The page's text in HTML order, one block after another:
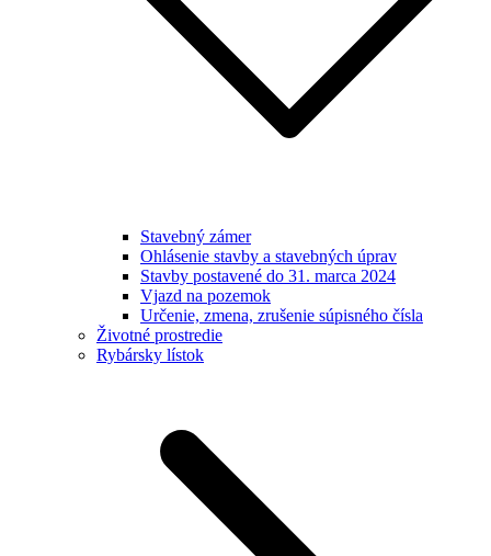
Stavebný zámer
Ohlásenie stavby a stavebných úprav
Stavby postavené do 31. marca 2024
Vjazd na pozemok
Určenie, zmena, zrušenie súpisného čísla
Životné prostredie
Rybársky lístok